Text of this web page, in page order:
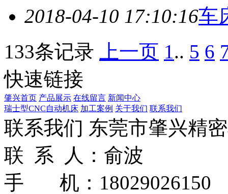
2018-04-10 17:10:16车
133条记录
上一页 1.. 5 6
快速链接
肇兴首页 产品展示 在线留言 新闻中心
瑞士型CNC自动机床 加工案例 关于我们 联系我们
联系我们 东莞市肇兴精
联 系 人：俞波
手 机：18029026150